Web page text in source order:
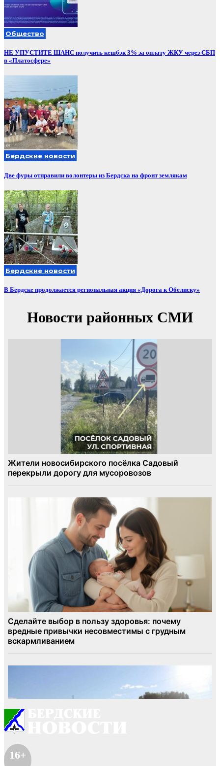
Общество
НЕ УПУСТИТЕ ШАНС получить кешбэк 3% за оплату ЖКУ через СБП
в «Платосфере»
Бердские новости
Две фуры отправили волонтеры из Бердска на фронт землякам
Бердские новости
В Бердске продолжается региональная акция «Дорога к Обелиску»
16+